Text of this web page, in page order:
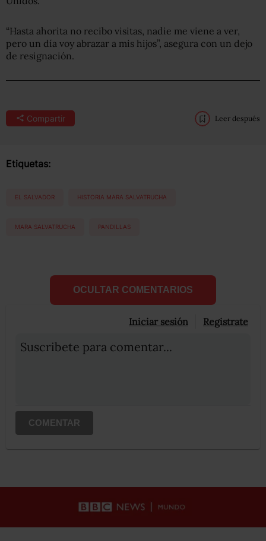
“Hasta ahorita no recibo visitas, nadie me viene a ver,
pero un día voy abrazar a mis hijos”, asegura con un dejo
de resignación.
Compartir Leer después
Etiquetas:
EL SALVADOR HISTORIA MARA SALVATRUCHA
MARA SALVATRUCHA PANDILLAS
OCULTAR COMENTARIOS
Iniciar sesión Registrate
Suscribete para comentar...
COMENTAR